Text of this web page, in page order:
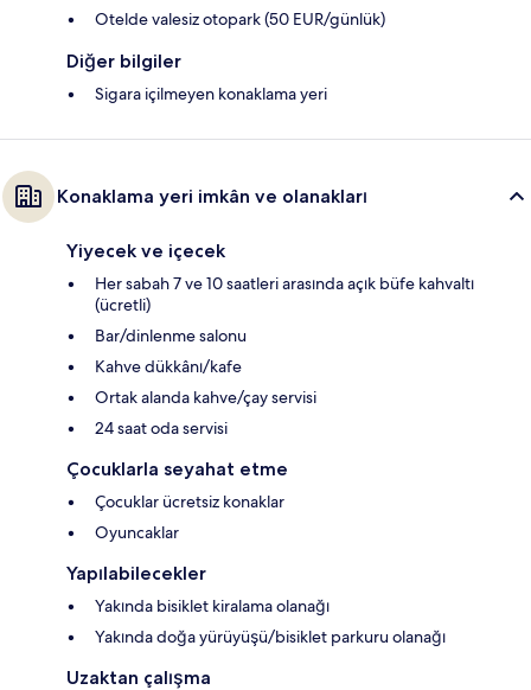
Otelde valesiz otopark (50 EUR/günlük)
Diğer bilgiler
Sigara içilmeyen konaklama yeri
Konaklama yeri imkân ve olanakları
Yiyecek ve içecek
Her sabah 7 ve 10 saatleri arasında açık büfe kahvaltı
(ücretli)
Bar/dinlenme salonu
Kahve dükkânı/kafe
Ortak alanda kahve/çay servisi
24 saat oda servisi
Çocuklarla seyahat etme
Çocuklar ücretsiz konaklar
Oyuncaklar
Yapılabilecekler
Yakında bisiklet kiralama olanağı
Yakında doğa yürüyüşü/bisiklet parkuru olanağı
Uzaktan çalışma